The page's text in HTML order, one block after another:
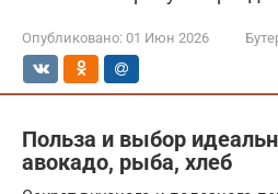
Опубликовано: 01 Июн 2026
Польза и выбор
авокадо, рыба, хлеб